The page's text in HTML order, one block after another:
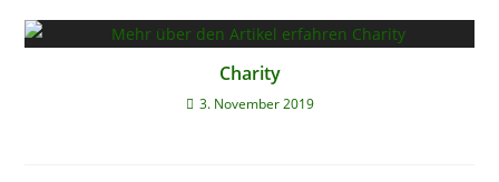
Charity
3. November 2019